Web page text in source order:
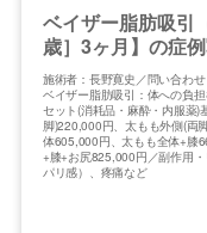
ベイザー脂肪吸引
歳］3ヶ月】の症
施術者：長野寛史／問い合わ
ベイザー脂肪吸引：体への負
セット(消耗品・麻酔・内服薬)
脚)220,000円、太もも外側(両
体605,000円、太もも全体+膝
+膝+お尻825,000円／副作用
パリ感）、疼痛など